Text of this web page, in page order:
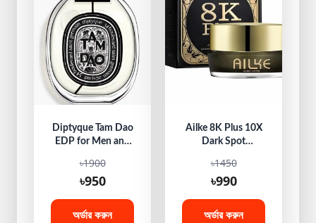
Diptyque Tam Dao
EDP for Men and
৳1900
৳950
অর্ডার করুন
Ailke 8K Plus 10X
Dark Spot
Cream
৳1450
৳990
অর্ডার করুন